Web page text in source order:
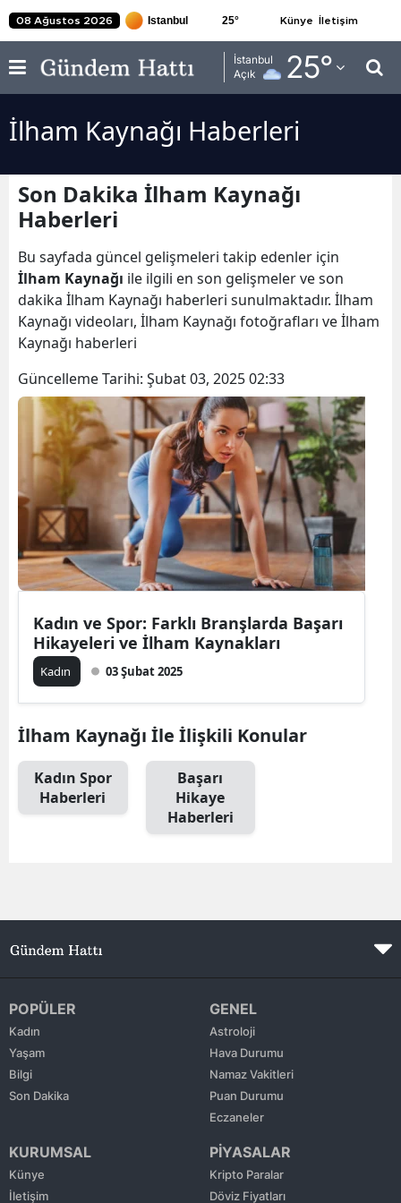
08 Ağustos 2026 25° Künye İletişim
İstanbul
Açık
25°
Adana
Adıyaman
Afyonkarahisar
Amasya
Antalya
Artvin
Balıkesir
Bilecik
Bingöl
Bitlis
Bolu
Burdur
Çanakkale
Gaziantep
Gümüşhane
Hakkari
Hatay
Isparta
İlham Kaynağı Haberleri
Son Dakika İlham Kaynağı
Haberleri
Bu sayfada güncel gelişmeleri takip edenler için
İlham Kaynağı ile ilgili en son gelişmeler ve son
dakika İlham Kaynağı haberleri sunulmaktadır. İlham
Kaynağı videoları, İlham Kaynağı fotoğrafları ve İlham
Kaynağı haberleri
Güncelleme Tarihi: Şubat 03, 2025 02:33
Kadın ve Spor: Farklı Branşlarda Başarı
Hikayeleri ve İlham Kaynakları
Kadın 03 Şubat 2025
İlham Kaynağı İle İlişkili Konular
Kadın Spor
Haberleri
Başarı
Hikaye
Haberleri
POPÜLER
Kadın
Yaşam
Bilgi
Son Dakika
GENEL
Astroloji
Hava Durumu
Namaz Vakitleri
Puan Durumu
Eczaneler
KURUMSAL
Künye
İletişim
PİYASALAR
Kripto Paralar
Döviz Fiyatları